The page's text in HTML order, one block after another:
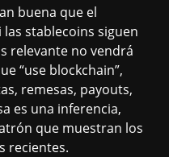
buena que el
stablecoins siguen
relevante no vendrá
“use blockchain”,
remesas, payouts,
es una inferencia,
que muestran los
recientes.